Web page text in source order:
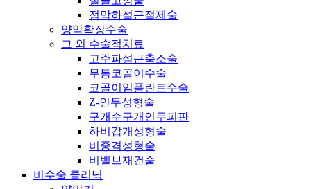
점막하설근절제술
양악확장수술
그 외 수술적치료
고주파설근축소술
무통코골이수술
코골이임플란트수술
Z-인두성형술
구개수구개인두피판
하비갑개성형술
비중격성형술
비밸브재건술
비수술 클리닉